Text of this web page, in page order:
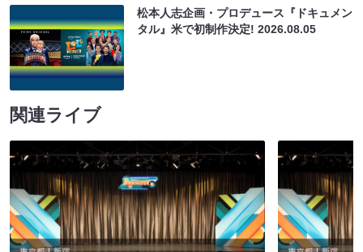
松本人志企画・プロデュース『ドキュメン
タル』米で初制作決定!2026.08.05
関連ライブ